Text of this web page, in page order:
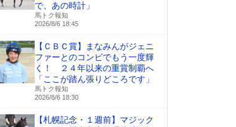
で、あの時計」
馬トク報知
2026/8/6 18:45
【ＣＢＣ賞】まなみんがジェニ
ファーとのコンビでもう一度輝
く！ ２４年以来の重賞制覇へ
「ここが踏ん張りどころです」
馬トク報知
2026/8/6 18:30
【札幌記念・１週前】マジック